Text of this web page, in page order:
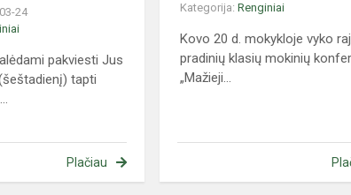
24
pakviesti Jus
tapti
Plačiau
Kategorija:Renginiai
Kovo 20 d. mokykloje vyko
pradinių klasių mokinių
„Mažieji...